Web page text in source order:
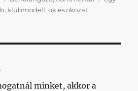
, klubmodell,ok és okozat
minket, akkor a